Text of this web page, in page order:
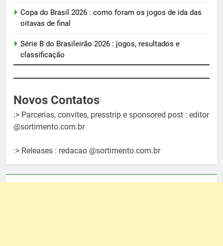
Copa do Brasil 2026 : como foram os jogos de ida das
oitavas de final
Série B do Brasileirão 2026 : jogos, resultados e
classificação
Novos Contatos
:> Parcerias, convites, presstrip e sponsored post : editor
@sortimento.com.br
:> Releases : redacao @sortimento.com.br